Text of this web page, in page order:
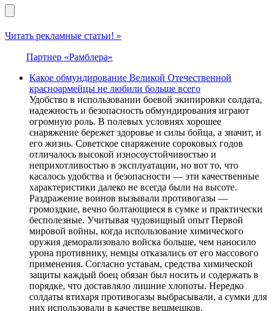
Читать рекламные статьи! »
Партнер «Рамблера»
Какое обмундирование Великой Отечественной
красноармейцы не любили больше всего
Удобство в использовании боевой экипировки солдата,
надежность и безопасность обмундирования играют
огромную роль. В полевых условиях хорошее
снаряжение бережет здоровье и силы бойца, а значит, и
его жизнь. Советское снаряжение сороковых годов
отличалось высокой износоустойчивостью и
неприхотливостью в эксплуатации, но вот то, что
касалось удобства и безопасности — эти качественные
характеристики далеко не всегда были на высоте.
Раздражение воинов вызывали противогазы —
громоздкие, вечно болтающиеся в сумке и практически
бесполезные. Учитывая чудовищный опыт Первой
мировой войны, когда использование химического
оружия деморализовало войска больше, чем наносило
урона противнику, немцы отказались от его массового
применения. Согласно уставам, средства химической
защиты каждый боец обязан был носить и содержать в
порядке, что доставляло лишние хлопоты. Нередко
солдаты втихаря противогазы выбрасывали, а сумки для
них использовали в качестве вещмешков.